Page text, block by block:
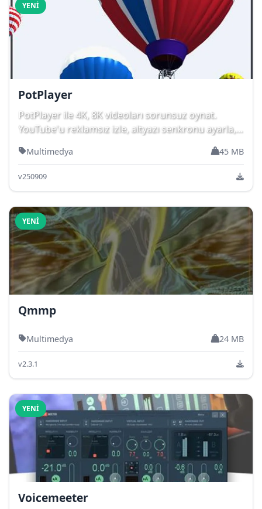
YENI
PotPlayer
PotPlayer ile 4K, 8K videoları sorunsuz oynat.
YouTube'u reklamsız izle, altyazı senkronu ayarla,...
Multimedya 45 MB
v250909
YENI
Qmmp
Multimedya 24 MB
v2.3.1
YENI
Voicemeeter